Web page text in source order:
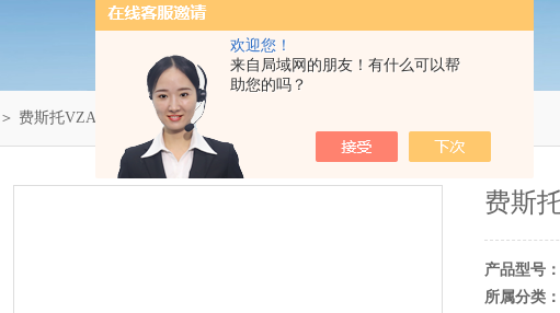
欢迎您！
来自局域网的朋友！有什么可以帮
助您的吗？
＞ 费斯托VZA-3-1/4延时阀
费斯
产品型号：
所属分类：